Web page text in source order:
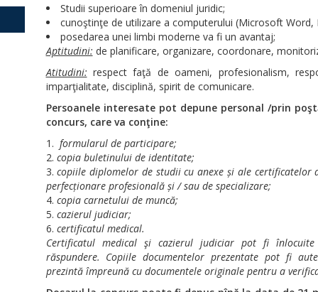
Studii superioare în domeniul juridic;
cunoştinţe de utilizare a computerului (Microsoft Word,
posedarea unei limbi moderne va fi un avantaj;
Aptitudini: de planificare, organizare, coordonare,
Atitudini: respect faţă de oameni, profesionalism,
imparţialitate, disciplină, spirit de comunicare.
Persoanele interesate pot depune personal/prin
concurs, care va conţine:
formularul de participare;
copia buletinului de identitate;
copiile diplomelor de studii cu anexe și ale certificatelor
perfecționare profesională și / sau de specializare;
copia carnetului de muncă;
cazierul judiciar;
certificatul medical.
Certificatul medical şi cazierul judiciar pot fi
răspundere. Copiile documentelor prezentate pot fi
prezintă împreună cu documentele originale pentru a